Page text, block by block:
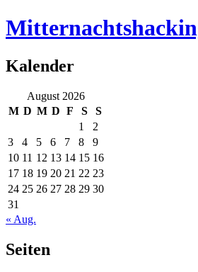
Kalender
August 2026
M D M D F S
S
1
2
3
4 5 6 7 8
9
10 11 12 13 14 15 16
17 18 19 20 21 22 23
24 25 26 27 28 29 30
31
« Aug.
Seiten